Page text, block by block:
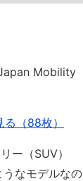
Mobility
（88枚）
ー（SUV）
なモデルなの